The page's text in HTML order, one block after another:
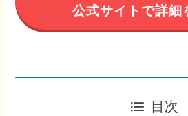
公式サイトで詳細
目次